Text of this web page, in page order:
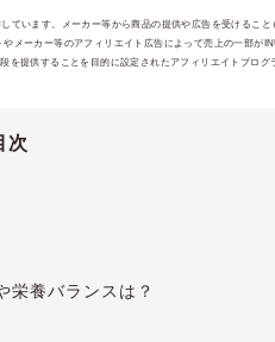
います。メーカー等から商品の提供や広告を受けるこ
メーカー等のアフィリエイト広告によって売上の一部が
提供することを目的に設定されたアフィリエイトプログ
次
栄養バランスは？